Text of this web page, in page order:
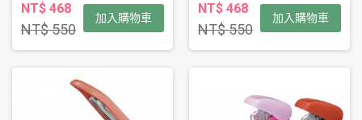
NT$ 468
NT$ 550
加入購物車
NT$ 468
NT$ 550
加入購物車